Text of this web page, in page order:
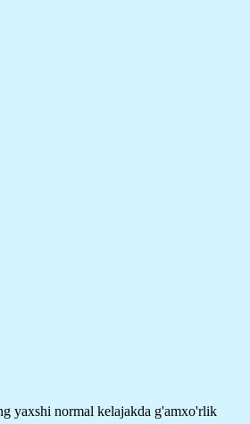
yaxshi normal kelajakda g'amxo'rlik